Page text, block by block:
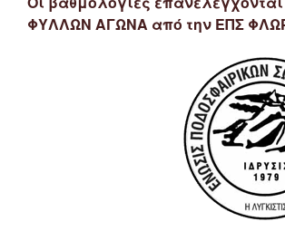
ΦΥΛΛΩΝ ΑΓΩΝΑ από την ΕΠΣ